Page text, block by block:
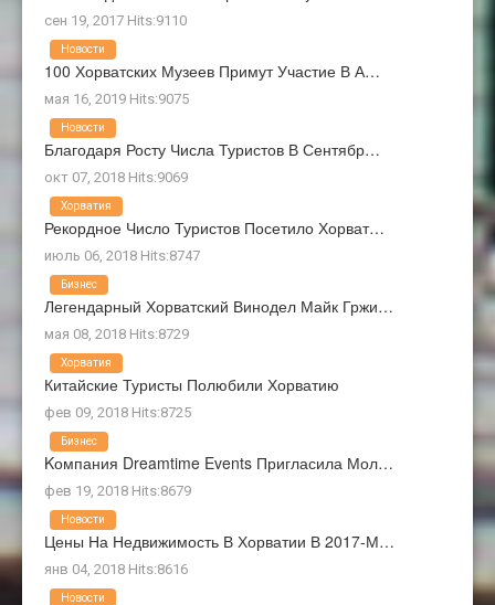
сен 19, 2017 Hits:9110
100 Хорватских Музеев Примут Участие В А…
мая 16, 2019 Hits:9075
Новости
Благодаря Росту Числа Туристов В Сентябр…
окт 07, 2018 Hits:9069
Новости
Рекордное Число Туристов Посетило Хорват…
июль 06, 2018 Hits:8747
Хорватия
Легендарный Хорватский Винодел Майк Гржи…
мая 08, 2018 Hits:8729
Бизнес
Китайские Туристы Полюбили Хорватию
фев 09, 2018 Hits:8725
Хорватия
Kомпания Dreamtime Events Пригласила Мол…
фев 19, 2018 Hits:8679
Бизнес
Цены На Недвижимость В Хорватии В 2017-М…
янв 04, 2018 Hits:8616
Новости
Новости